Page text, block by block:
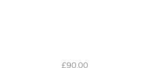
£90.00